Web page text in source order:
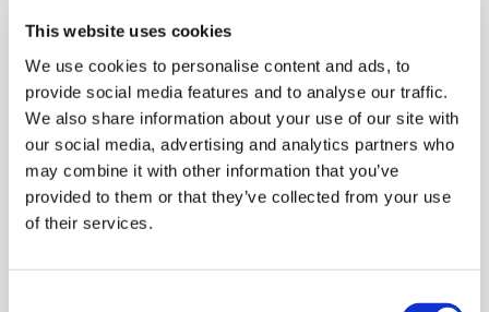
This website uses cookies
We use cookies to personalise content and ads, to
provide social media features and to analyse our traffic.
We also share information about your use of our site with
our social media, advertising and analytics partners who
may combine it with other information that you’ve
provided to them or that they’ve collected from your use
of their services.
la langue en général et comprendre des textes
simples sur des sujets familiers ou rédiger des
textes simples et cohérents.
Pourquoi choisir les examens
de langue telc ?